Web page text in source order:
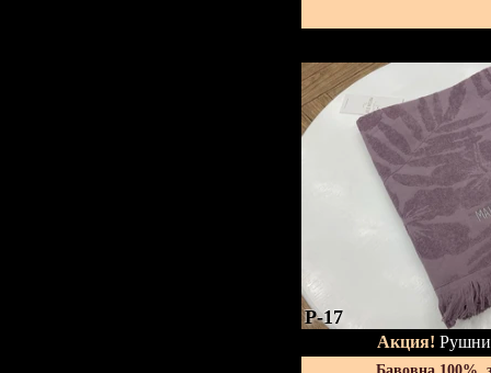
P-17
Акция!